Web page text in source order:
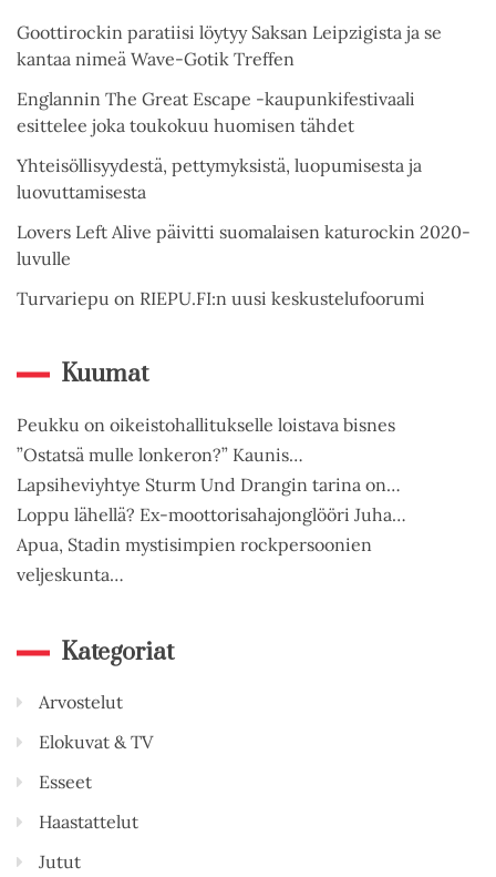
Goottirockin paratiisi löytyy Saksan Leipzigista ja se
kantaa nimeä Wave-Gotik Treffen
Englannin The Great Escape -kaupunkifestivaali
esittelee joka toukokuu huomisen tähdet
Yhteisöllisyydestä, pettymyksistä, luopumisesta ja
luovuttamisesta
Lovers Left Alive päivitti suomalaisen katurockin 2020-
luvulle
Turvariepu on RIEPU.FI:n uusi keskustelufoorumi
Kuumat
Peukku on oikeistohallitukselle loistava bisnes
”Ostatsä mulle lonkeron?” Kaunis…
Lapsiheviyhtye Sturm Und Drangin tarina on…
Loppu lähellä? Ex-moottorisahajonglööri Juha…
Apua, Stadin mystisimpien rockpersoonien
veljeskunta…
Kategoriat
Arvostelut
Elokuvat & TV
Esseet
Haastattelut
Jutut